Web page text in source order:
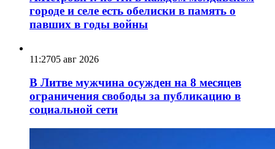
городе и селе есть обелиски в память о
павших в годы войны
11:2705 авг 2026
В Литве мужчина осужден на 8 месяцев
ограничения свободы за публикацию в
социальной сети